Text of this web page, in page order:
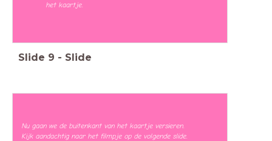
het kaartje.
Slide 9 - Slide
Nu gaan we de buitenkant van het kaartje versieren.
Kijk aandachtig naar het filmpje op de volgende slide.